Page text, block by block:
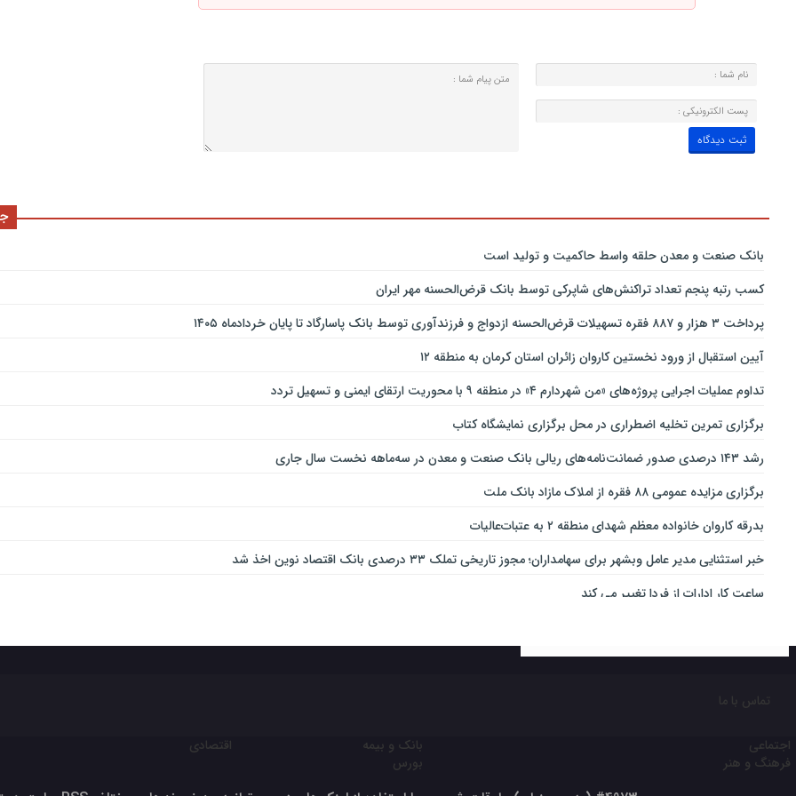
بانك صنعت و معدن حلقه واسط حاكمیت و تولید است
کسب رتبه پنجم تعداد تراکنش‌های شاپرکی توسط بانک قرض‌الحسنه مهر ایران
پرداخت ۳ هزار و ۸۸۷ فقره تسهیلات قرض‌الحسنه ازدواج و فرزندآوری توسط بانک پاسارگاد تا پایان خردادماه ۱۴۰۵
آیین استقبال از ورود نخستین کاروان زائران استان کرمان به منطقه ۱۲
تداوم عملیات اجرایی پروژه‌های «من شهردارم ۴» در منطقه ۹ با محوریت ارتقای ایمنی و تسهیل تردد
برگزاری تمرین تخلیه اضطراری در محل برگزاری نمایشگاه کتاب
رشد ۱۴۳ درصدی صدور ضمانت‌نامه‌های ریالی بانک صنعت و معدن در سه‌ماهه نخست سال جاری
برگزاری مزایده عمومی ۸۸ فقره از املاک مازاد بانک ملت
بدرقه کاروان خانواده معظم شهدای منطقه ۲ به عتبات‌عالیات
خبر استثنایی مدیر عامل وبشهر برای سهامداران؛ مجوز تاریخی تملک ۳۳ درصدی بانک اقتصاد نوین اخذ شد
ساعت کار ادارات از فردا تغییر می کند
خدمات‌دهي مترو به 4 ميليون و 100 هزار نفر مسافر در مناسبت‌هاي ملي و مذهبي
تغییر ساعت کاری شعب بانک کارآفرین در ۱۵ استان
ثبت‌نام آسان محصولات ایران‌خودرو با حساب وکالتی بانک تجارت
تماس با ما
اجتماعی
فرهنگ و هنر
بانک و بیمه
بورس
اقتصادی